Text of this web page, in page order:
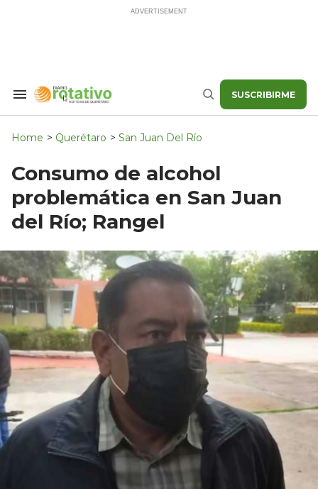
Search
Navigation
Buscar SUSCRIBIRME
Home > Querétaro > San Juan Del Río
Consumo de alcohol
problemática en San Juan
del Río; Rangel